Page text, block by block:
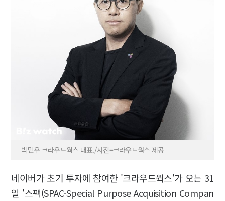
박민우 크라우드웍스 대표./사진=크라우드웍스 제공
네이버가 초기 투자에 참여한 '크라우드웍스'가 오는 31
일 '스팩(SPAC·Special Purpose Acquisition Compan